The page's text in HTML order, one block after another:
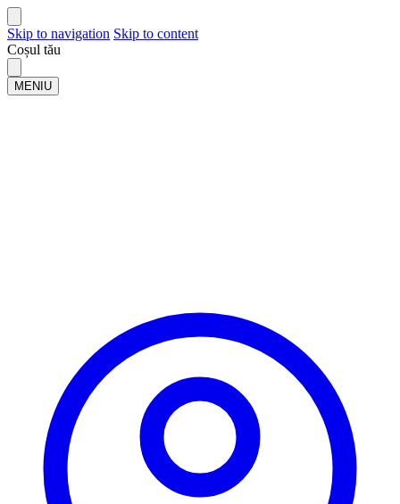
Skip to navigation Skip to content
Coșul tău
MENIU